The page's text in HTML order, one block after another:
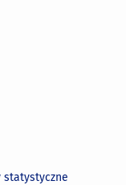
statystyczne